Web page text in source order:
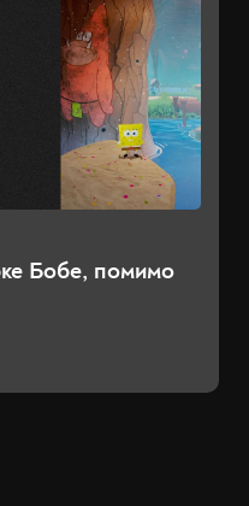
Бобе, помимо